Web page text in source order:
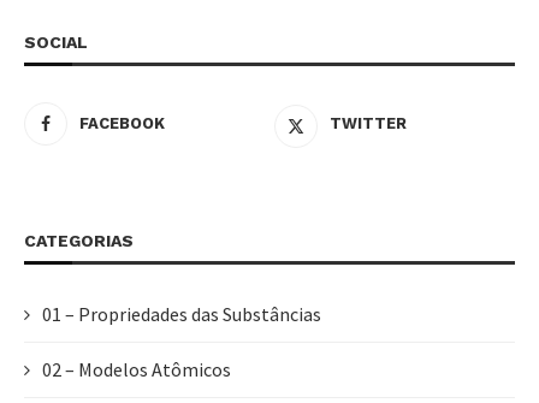
SOCIAL
FACEBOOK TWITTER
CATEGORIAS
01 – Propriedades das Substâncias
02 – Modelos Atômicos